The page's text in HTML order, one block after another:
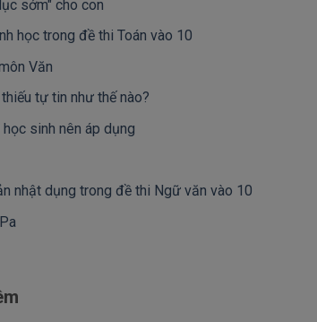
sớm" cho con
học trong đề thi Toán vào 10
Văn
tự tin như thế nào?
sinh nên áp dụng
nhật dụng trong đề thi Ngữ văn vào 10